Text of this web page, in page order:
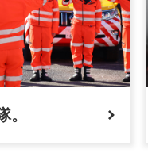
。